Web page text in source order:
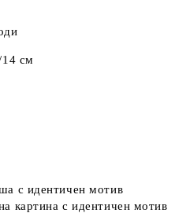
см
с идентичен мотив
картина с идентичен мотив